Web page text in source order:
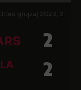
grupa) 2023, 2.
2
2